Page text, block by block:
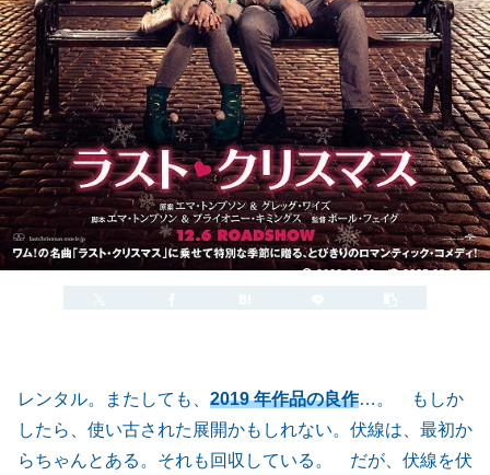
2020.04.30 2025.08.30
レンタル。またしても、 2019 年作品の良作…。 もしか
したら、使い古された展開かもしれない。伏線は、最初か
らちゃんとある。それも回収している。 だが、伏線を伏